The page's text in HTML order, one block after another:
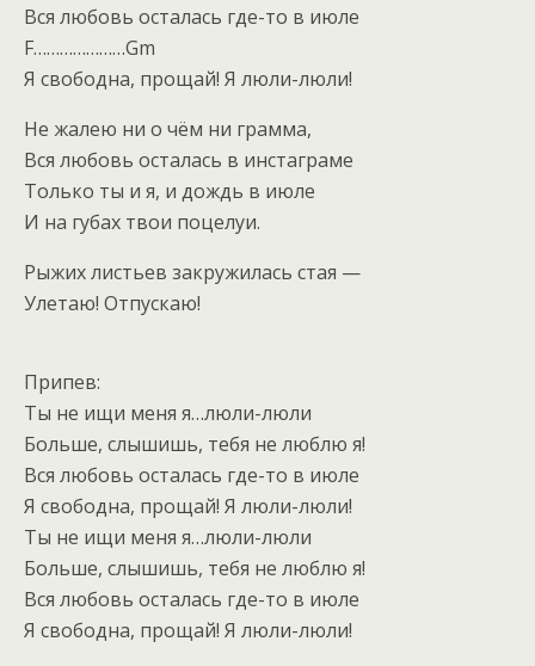
Вся любовь осталась где-то в июле
F…………………Gm
Я свободна, прощай! Я люли-люли!
Не жалею ни о чём ни грамма,
Вся любовь осталась в инстаграме
Только ты и я, и дождь в июле
И на губах твои поцелуи.
Рыжих листьев закружилась стая —
Улетаю! Отпускаю!
Припев:
Ты не ищи меня я…люли-люли
Больше, слышишь, тебя не люблю я!
Вся любовь осталась где-то в июле
Я свободна, прощай! Я люли-люли!
Ты не ищи меня я…люли-люли
Больше, слышишь, тебя не люблю я!
Вся любовь осталась где-то в июле
Я свободна, прощай! Я люли-люли!